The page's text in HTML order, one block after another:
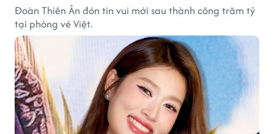
Đoàn Thiên Ân đón tin vui mới sau thành công trăm tỷ
tại phòng vé Việt.